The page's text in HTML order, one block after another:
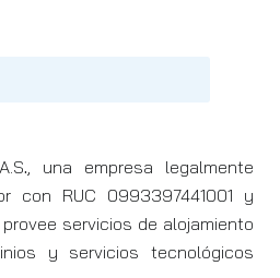
., una empresa legalmente
con RUC 0993397441001 y
servicios de alojamiento
y servicios tecnológicos